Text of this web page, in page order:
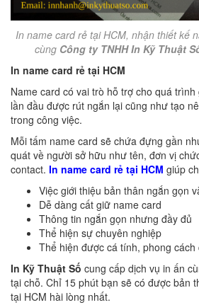
In name card rẻ tại HCM, nhận thiết kế
cùngCông ty TNHH In Kỹ Thuật
In name card rẻ tại HCM
Name card có vai trò hỗ trợ cho quá
lần đầu được rút ngắn lại cũng như tạo
trong công việc.
Mỗi tấm name card sẽ chứa đựng gần
quát về người sở hữu như tên, đơn vị
contact. In name card rẻ tại HCM giúp
Việc giới thiệu bản thân ngắn gọn
Dễ dàng cất giữ name card
Thông tin ngắn gọn nhưng đầy đủ
Thể hiện sự chuyên nghiệp
Thể hiện được cá tính, phong cách
In Kỹ Thuật Số cung cấp dịch vụ in ấn
tại chỗ. Chỉ 15 phút bạn sẽ có được bản
tại HCM hài lòng nhất.